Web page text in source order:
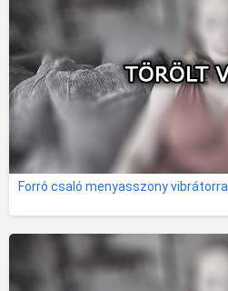
Forró csaló menyasszony vibrátorral